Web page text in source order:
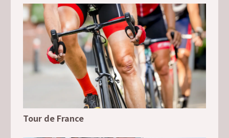
Tour de France